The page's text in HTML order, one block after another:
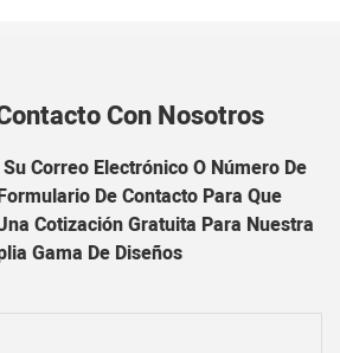
Con Nosotros
Correo Electrónico O Número De
De Contacto Para Que
Cotización Gratuita Para Nuestra
Gama De Diseños